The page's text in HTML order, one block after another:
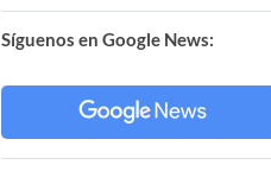
Síguenos en Google News: